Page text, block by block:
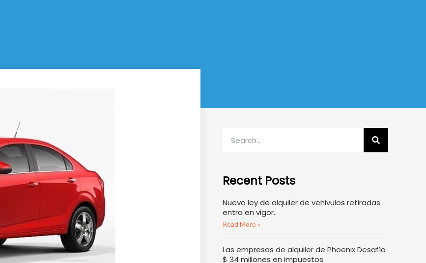
Recent Posts
Nuevo ley de alquiler de vehivulos retiradas
entra en vigor.
Read More »
Las empresas de alquiler de Phoenix Desafío
$ 34 millones en impuestos